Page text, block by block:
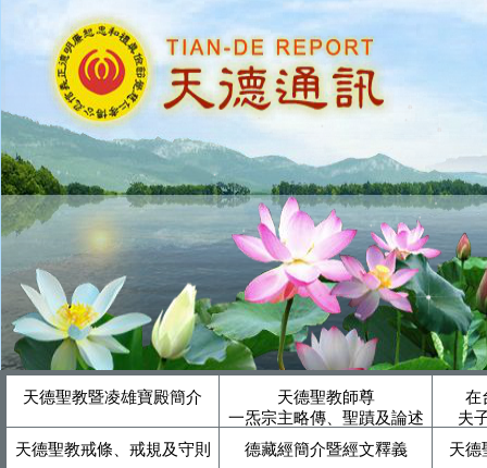
天德聖教暨凌雄寶殿簡介
天德聖教師尊
一炁宗主略傳、聖蹟及論述
在
夫
天德聖教戒條、戒規及守則
德藏經簡介暨經文釋義 天德